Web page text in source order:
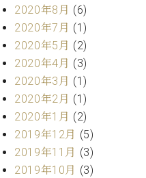
マ
ー
サ
ー
ビ
ス
(
調
律
ア
2020年8月 (6)
2020年7月 (1)
2020年5月 (2)
2020年4月 (3)
2020年3月 (1)
2020年2月 (1)
2020年1月 (2)
2019年12月 (5)
2019年11月 (3)
2019年10月 (3)